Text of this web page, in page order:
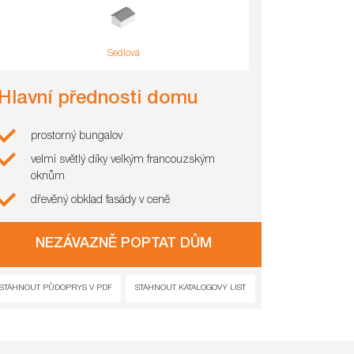
Sedlová
přednosti domu
prostorný bungalov
velmi světlý díky velkým francouzským
oknům
dřevěný obklad fasády v ceně
NEZÁVAZNĚ POPTAT DŮM
STÁHNOUT PŮDOPRYS V PDF STÁHNOUT KATALOGOVÝ LIST